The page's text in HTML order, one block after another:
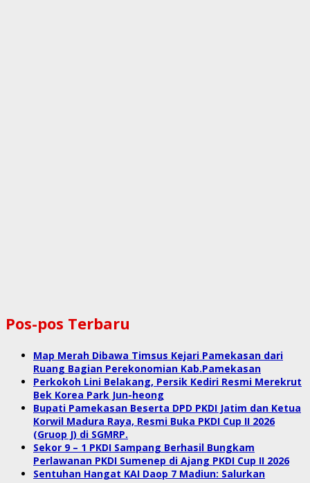
Pos-pos Terbaru
Map Merah Dibawa Timsus Kejari Pamekasan dari
Ruang Bagian Perekonomian Kab.Pamekasan
Perkokoh Lini Belakang, Persik Kediri Resmi Merekrut
Bek Korea Park Jun-heong
Bupati Pamekasan Beserta DPD PKDI Jatim dan Ketua
Korwil Madura Raya, Resmi Buka PKDI Cup II 2026
(Gruop J) di SGMRP.
Sekor 9 – 1 PKDI Sampang Berhasil Bungkam
Perlawanan PKDI Sumenep di Ajang PKDI Cup II 2026
Sentuhan Hangat KAI Daop 7 Madiun: Salurkan